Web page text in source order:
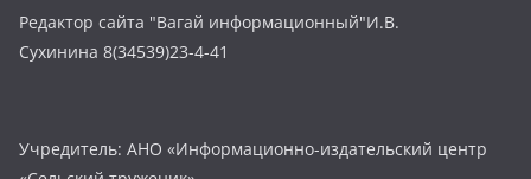
Редактор сайта "Вагай информационный"И.В.
Сухинина 8(34539)23-4-41
Учредитель: АНО «Информационно-издательский центр